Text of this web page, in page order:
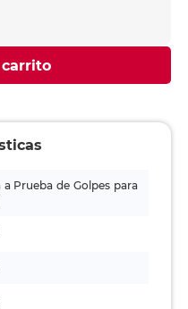
a Prueba de Golpes para